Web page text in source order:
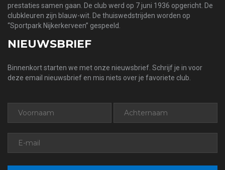
prestaties samen gaan. De club werd op 7 juni 1936 opgericht. De
clubkleuren zijn blauw-wit. De thuiswedstrijden worden op
“Sportpark Nijkerkerveen” gespeeld.
NIEUWSBRIEF
Binnenkort starten we met onze nieuwsbrief. Schrijf je in voor
deze email nieuwsbrief en mis niets over je favoriete club.